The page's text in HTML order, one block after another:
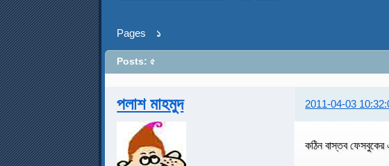
Pages ১
Posts: ৫
পলাশ মাহমুদ 2011-04-03
কঠিন বাস্তব